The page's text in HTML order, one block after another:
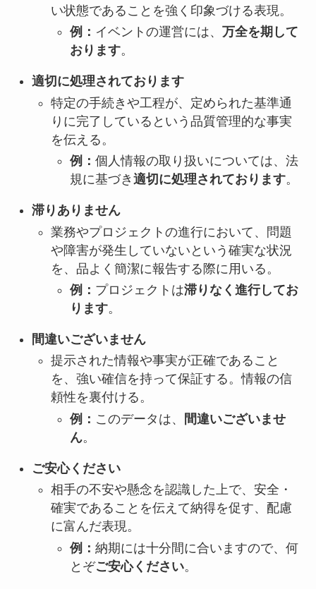
い状態であることを強く印象づける表現。
例： イベントの運営には、 万全を期して
おります。
適切に処理されております
特定の手続きや工程が、定められた基準通
りに完了しているという品質管理的な事実
を伝える。
例： 個人情報の取り扱いについては、法
規に基づき 適切に処理されております。
滞りありません
業務やプロジェクトの進行において、問題
や障害が発生していないという確実な状況
を、品よく簡潔に報告する際に用いる。
例： プロジェクトは滞りなく進行してお
ります。
間違いございません
提示された情報や事実が正確であること
を、強い確信を持って保証する。情報の信
頼性を裏付ける。
例： このデータは、
間違いございませ
ん。
ご安心ください
相手の不安や懸念を認識した上で、安全・
確実であることを伝えて納得を促す、配慮
に富んだ表現。
例： 納期には十分間に合いますので、何
とぞご安心ください。